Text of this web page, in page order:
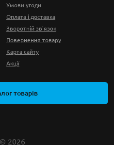
Умови угоди
Оплата і доставка
Зворотній зв'язок
Повернення товару
Карта сайту
Акції
товарів
2026